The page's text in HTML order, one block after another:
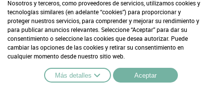
Nosotros y terceros, como proveedores de servicios, utilizamos cookies y
tecnologías similares (en adelante “cookies”) para proporcionar y
proteger nuestros servicios, para comprender y mejorar su rendimiento y
para publicar anuncios relevantes. Seleccione “Aceptar” para dar su
consentimiento o seleccione las cookies que desea autorizar. Puede
cambiar las opciones de las cookies y retirar su consentimiento en
cualquier momento desde nuestro sitio web.
Más detalles Aceptar